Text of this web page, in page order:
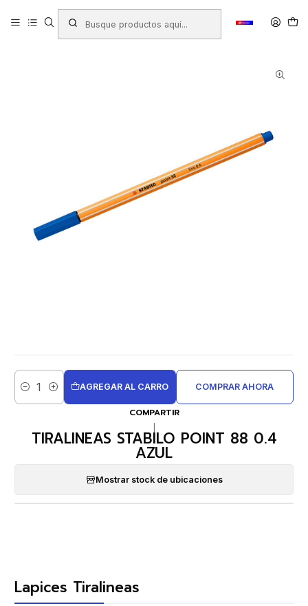
Productos LAPICES Lapices Tiralineas
TIRALINEAS STABILO POINT 88 0.4 AZUL
Cantidad
AGREGAR AL CARRO COMPRAR AHORA
COMPARTIR
TIRALINEAS STABILO POINT 88 0.4
AZUL
Mostrar stock de ubicaciones
Lapices Tiralineas